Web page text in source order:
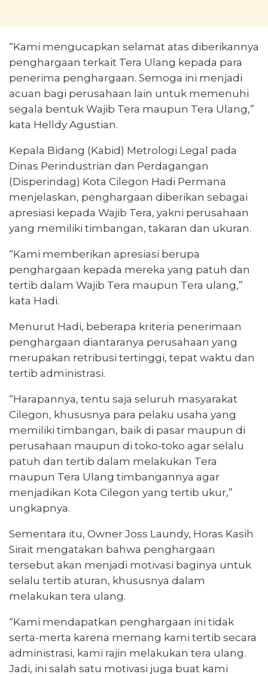
“Kami mengucapkan selamat atas diberikannya
penghargaan terkait Tera Ulang kepada para
penerima penghargaan. Semoga ini menjadi
acuan bagi perusahaan lain untuk memenuhi
segala bentuk Wajib Tera maupun Tera Ulang,”
kata Helldy Agustian.
Kepala Bidang (Kabid) Metrologi Legal pada
Dinas Perindustrian dan Perdagangan
(Disperindag) Kota Cilegon Hadi Permana
menjelaskan, penghargaan diberikan sebagai
apresiasi kepada Wajib Tera, yakni perusahaan
yang memiliki timbangan, takaran dan ukuran.
“Kami memberikan apresiasi berupa
penghargaan kepada mereka yang patuh dan
tertib dalam Wajib Tera maupun Tera ulang,”
kata Hadi.
Menurut Hadi, beberapa kriteria penerimaan
penghargaan diantaranya perusahaan yang
merupakan retribusi tertinggi, tepat waktu dan
tertib administrasi.
“Harapannya, tentu saja seluruh masyarakat
Cilegon, khususnya para pelaku usaha yang
memiliki timbangan, baik di pasar maupun di
perusahaan maupun di toko-toko agar selalu
patuh dan tertib dalam melakukan Tera
maupun Tera Ulang timbangannya agar
menjadikan Kota Cilegon yang tertib ukur,”
ungkapnya.
Sementara itu, Owner Joss Laundy, Horas Kasih
Sirait mengatakan bahwa penghargaan
tersebut akan menjadi motivasi baginya untuk
selalu tertib aturan, khususnya dalam
melakukan tera ulang.
“Kami mendapatkan penghargaan ini tidak
serta-merta karena memang kami tertib secara
administrasi, kami rajin melakukan tera ulang.
Jadi, ini salah satu motivasi juga buat kami